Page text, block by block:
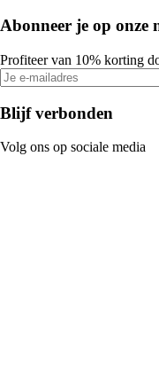
Abonneer je op onze
Profiteer van 10% korting
Blijf verbonden
Volg ons op sociale media